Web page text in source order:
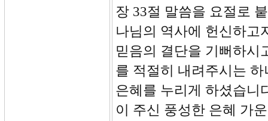
장 33절 말씀을 요절로
나님의 역사에 헌신하고
믿음의 결단을 기뻐하시
를 적절히 내려주시는
은혜를 누리게 하셨습니
이 주신 풍성한 은혜 가